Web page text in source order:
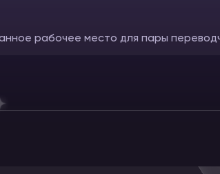
рабочее место для пары